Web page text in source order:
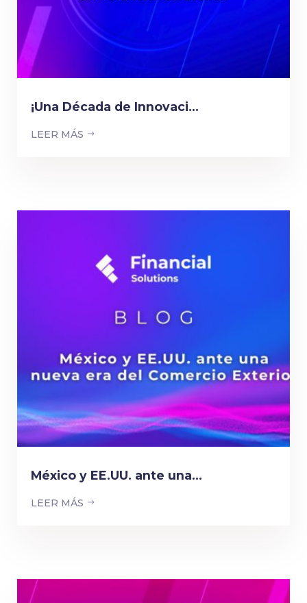
¡Una Década de Innovaci...
LEER MÁS
México y EE.UU. ante una...
LEER MÁS